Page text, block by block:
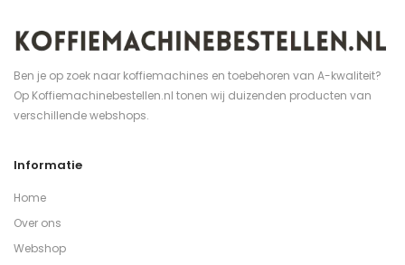
Ben je op zoek naar koffiemachines en toebehoren van A-kwaliteit?
Op Koffiemachinebestellen.nl tonen wij duizenden producten van
verschillende webshops.
Informatie
Home
Over ons
Webshop